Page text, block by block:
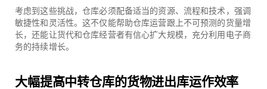
考虑到这些挑战，仓库必须配备适当的资源、流程和技术，强调
敏捷性和灵活性。这不仅能帮助仓库运营跟上不可预测的货量增
长，还能让货代和仓库经营者有信心扩大规模，充分利用电子商
务的持续增长。
大幅提高中转仓库的货物进出库运作效率